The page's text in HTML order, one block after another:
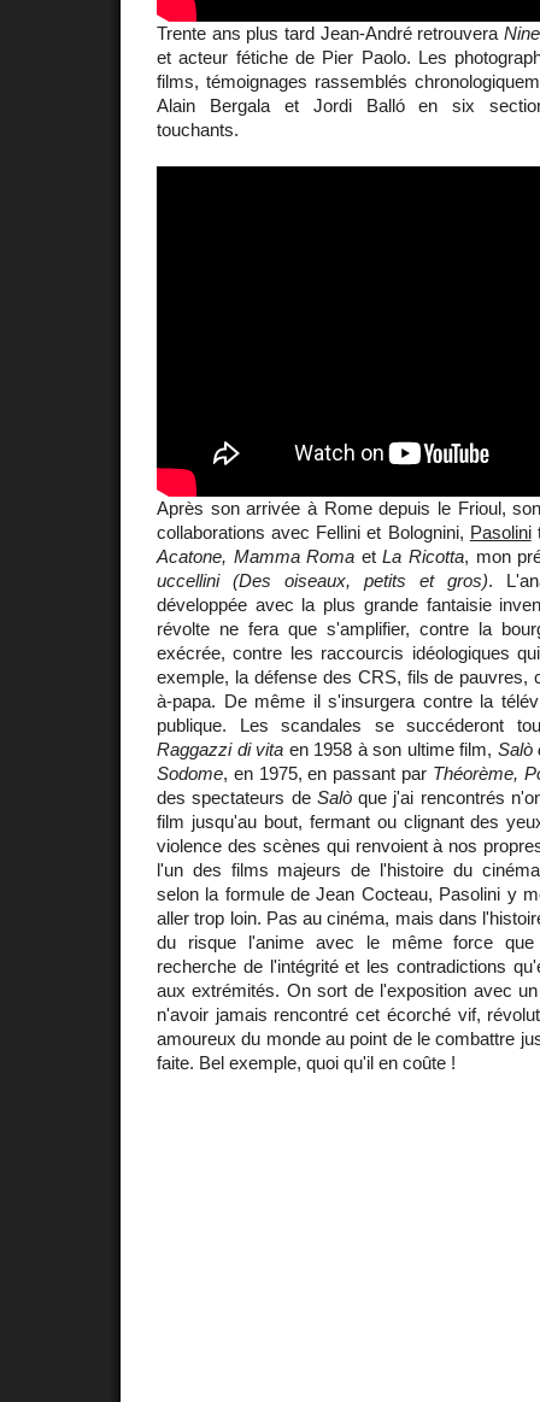
Trente ans plus tard Jean-André retrouvera
et acteur fétiche de Pier Paolo. Les
films, témoignages rassemblés
Alain Bergala et Jordi Balló en six
touchants.
Après son arrivée à Rome depuis le Frioul,
collaborations avec Fellini et Bolognini, Pasolini
Acatone, Mamma Roma etLa Ricotta, mon
uccellini (Des oiseaux, petits et gros).
développée avec la plus grande fantaisie
révolte ne fera que s'amplifier, contre la
exécrée, contre les raccourcis idéologiques
exemple, la défense des CRS, fils de pauvres,
à-papa. De même il s'insurgera contre la
publique. Les scandales se succéderont
Raggazzi di vita en 1958 à son ultime film, Salò
Sodome, en 1975, en passant par Théorème,
des spectateurs de Salòque j'ai rencontrés
film jusqu'au bout, fermant ou clignant des
violence des scènes qui renvoient à nos
l'un des films majeurs de l'histoire du
selon la formule de Jean Cocteau, Pasolini y
aller trop loin. Pas au cinéma, mais dans
du risque l'anime avec le même force
recherche de l'intégrité et les contradictions
aux extrémités. On sort de l'exposition avec
n'avoir jamais rencontré cet écorché vif,
amoureux du monde au point de le combattre
faite. Bel exemple, quoi qu'il en coûte !